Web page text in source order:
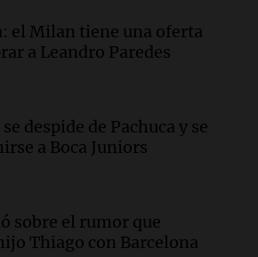
del kitesurfista en
Roccuzzo, cortes de carne y
Antonella: bromas en
Roccuzzo, cortes de carne y
Antonella: bromas en
el Milan tiene una oferta
a Leandro Paredes
despide de Pachuca y se
a Boca Juniors
sobre el rumor que
Thiago con Barcelona